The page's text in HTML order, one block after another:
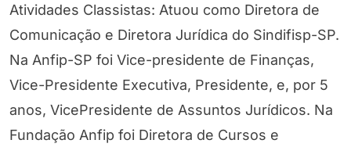
Atividades Classistas: Atuou como Diretora de
Comunicação e Diretora Jurídica do Sindifisp-SP.
Na Anfip-SP foi Vice-presidente de Finanças,
Vice-Presidente Executiva, Presidente, e, por 5
anos, VicePresidente de Assuntos Jurídicos. Na
Fundação Anfip foi Diretora de Cursos e